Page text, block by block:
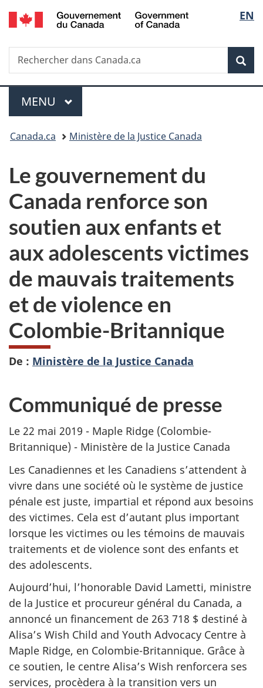
Passer
au
principal
Passer
à
Au
du
Passer
à
version
simplifiée
de
la
EN
Recherche
Rechercher
dans
Menu
MENU PRINCIPAL
Vous
ici :
Canada.ca Ministère de la Justice Canada
Le gouvernement du
Canada renforce son
soutien aux enfants et
aux adolescents victimes
de mauvais traitements
et de violence en
Colombie-Britannique
De : Ministère de la Justice Canada
Communiqué de presse
Le 22 mai 2019 - Maple Ridge (Colombie-
Britannique) - Ministère de la Justice Canada
Les Canadiennes et les Canadiens s’attendent à
vivre dans une société où le système de justice
pénale est juste, impartial et répond aux besoins
des victimes. Cela est d’autant plus important
lorsque les victimes ou les témoins de mauvais
traitements et de violence sont des enfants et
des adolescents.
Aujourd’hui, l’honorable David Lametti, ministre
de la Justice et procureur général du Canada, a
annoncé un financement de 263 718 $ destiné à
Alisa’s Wish Child and Youth Advocacy Centre à
Maple Ridge, en Colombie-Britannique. Grâce à
ce soutien, le centre Alisa’s Wish renforcera ses
services, procèdera à la transition vers un